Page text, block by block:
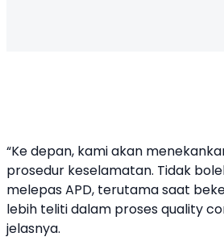
“Ke depan, kami akan
prosedur keselamatan. Tidak
melepas APD, terutama saat
lebih teliti dalam proses quality
jelasnya.